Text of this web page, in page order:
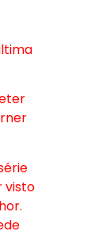
visto